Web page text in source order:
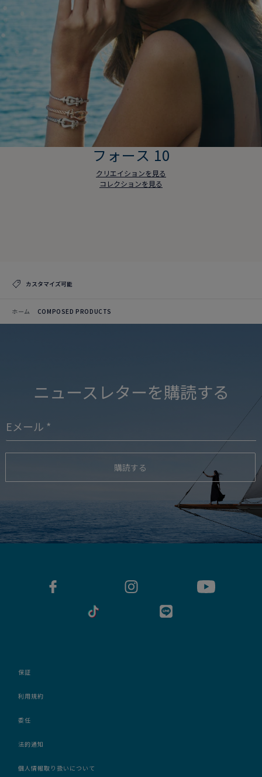
フォース 10
クリエイションを見る
コレクションを見る
カスタマイズ可能
ホーム COMPOSED PRODUCTS
ニュースレターを購読する
購読する
保証
利用規約
委任
法的通知
個人情報取り扱いについて